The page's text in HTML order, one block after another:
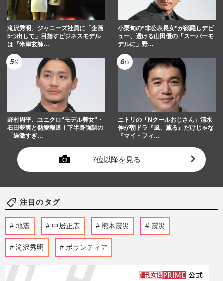
滝沢秀明、ジャニーズ社員に「企画
5つ出して」目指すビジネスモデル
は『米津玄師…
小栗旬の“非公表長女”が顔隠しデビ
ュー、透ける山田優の「スーパーモ
デルに」野…
野村周平、ユニクロ“モデル美女”・
石田夢実と熱愛報道！下半身強調の
「過激すぎ…
ニトリの「Nクールおじさん」清水
伸が朝ドラ『風、薫る』だけじゃな
『マイ・フィ…
7位以降を見る
注目のタグ
地震 中居正広 熊本震災 震災
滝沢秀明 ボランティア